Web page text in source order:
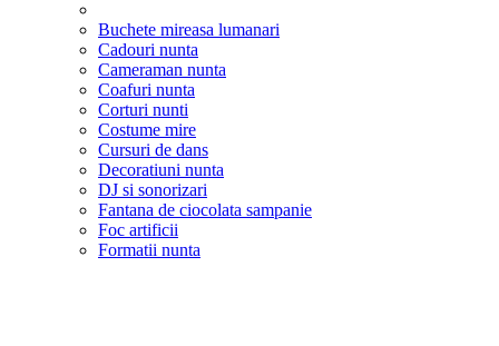
Buchete mireasa lumanari
Cadouri nunta
Cameraman nunta
Coafuri nunta
Corturi nunti
Costume mire
Cursuri de dans
Decoratiuni nunta
DJ si sonorizari
Fantana de ciocolata sampanie
Foc artificii
Formatii nunta